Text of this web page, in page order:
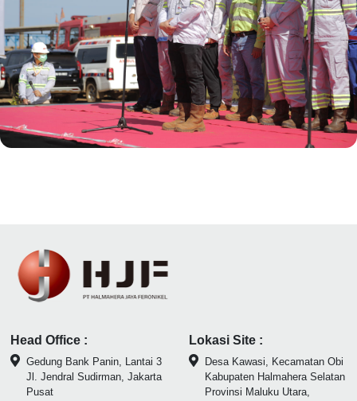
listrik. "16 bulan kemudian kita bisa meresmikan
pengoperasian pabrik PT HJF yang
memproduksi feronikel," kata Stevi melalui
keterangannya, Selasa (18/10/2022).
Technical Support Head Harita Nickel, Rico
Windy Albert menegaskan bahwa untuk saat ini
hanya satu line yang baru bisa dioperasikan
untuk produksi perdana. Selanjutnya target
produksi beberapa line akan dilakukan secara
bertahap dan ditargetkan pada semester
dari Maluku Utara. Salah satunya adalah
dengan menggelar Roadshow Rekrutmen
tenaga kerja di Labuha, Halmahera Selatan dan
tenaga kerja yang terserap sekitar 65 persen
berasal dari Maluku Utara," tandas Rico.
Link Berita :money.kompas.com
<
Head Office :
Gedung Bank Panin, Lantai 3
Jl. Jendral Sudirman, Jakarta
Pusat
Lokasi Site :
Desa Kawasi, Kecamatan Obi
Kabupaten Halmahera Selatan
Provinsi Maluku Utara,